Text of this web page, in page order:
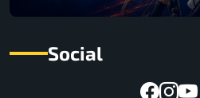
Social